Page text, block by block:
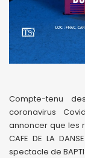
Compte-tenu
coronavirus
annoncer que les
CAFE DE LA
spectacle de